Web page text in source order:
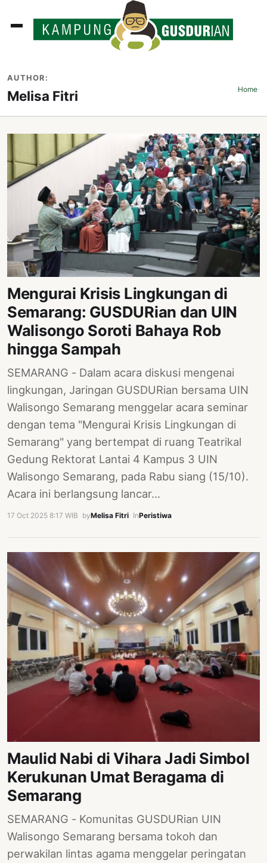
AUTHOR:
Melisa Fitri Home›
Mengurai Krisis Lingkungan di
Semarang: GUSDURian dan UIN
Walisongo Soroti Bahaya Rob
hingga Sampah
SEMARANG - Dalam acara diskusi mengenai
lingkungan, Jaringan GUSDURian bersama UIN
Walisongo Semarang menggelar acara seminar
dengan tema "Mengurai Krisis Lingkungan di
Semarang" yang bertempat di ruang Teatrikal
Gedung Rektorat Lantai 4 Kampus 3 UIN
Walisongo Semarang, pada Rabu siang (15/10).
Acara ini berlangsung lancar…
17 Oct 2025 8:17 WIB byMelisa Fitri InPeristiwa
Maulid Nabi di Vihara Jadi Simbol
Kerukunan Umat Beragama di
Semarang
SEMARANG - Komunitas GUSDURian UIN
Walisongo Semarang bersama tokoh dan
perwakilan lintas agama menggelar peringatan